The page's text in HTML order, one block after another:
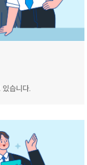
습니다.